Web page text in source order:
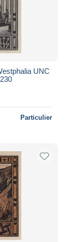
UNC
Particulier